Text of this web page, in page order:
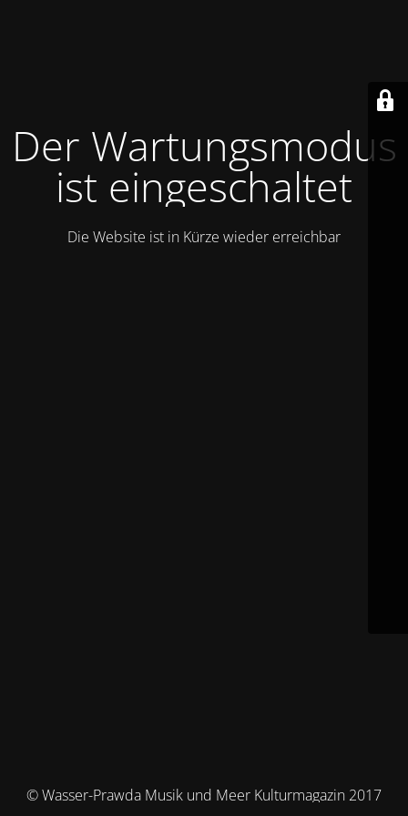
Der Wartungsmodus
ist eingeschaltet
Die Website ist in Kürze wieder erreichbar
© Wasser-Prawda Musik und Meer Kulturmagazin 2017